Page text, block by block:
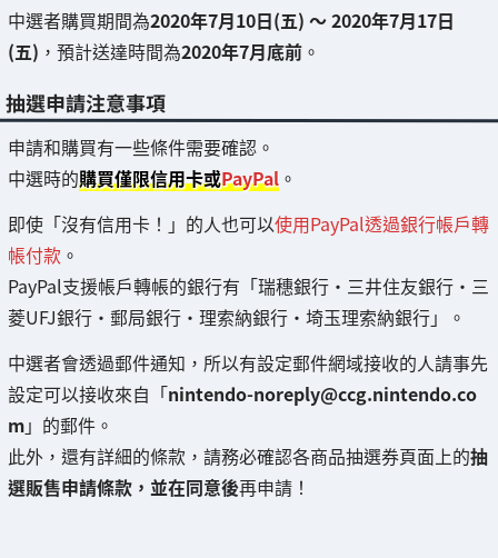
中選者購買期間為2020年7月10日(五) ～ 2020年7月17日
(五) ，預計送達時間為2020年7月底前 。
抽選申請注意事項
申請和購買有一些條件需要確認。
中選時的購買僅限信用卡或PayPal 。
即使「沒有信用卡！」的人也可以使用PayPal透過銀行帳戶轉
帳付款 。
PayPal支援帳戶轉帳的銀行有「瑞穗銀行・三井住友銀行・三
菱UFJ銀行・郵局銀行・理索納銀行・埼玉理索納銀行」。
中選者會透過郵件通知，所以有設定郵件網域接收的人請事先
設定可以接收來自「nintendo-noreply@ccg.nintendo.co
m」的郵件。
此外，還有詳細的條款，請務必確認各商品抽選券頁面上的抽
選販售申請條款，並在同意後再申請！